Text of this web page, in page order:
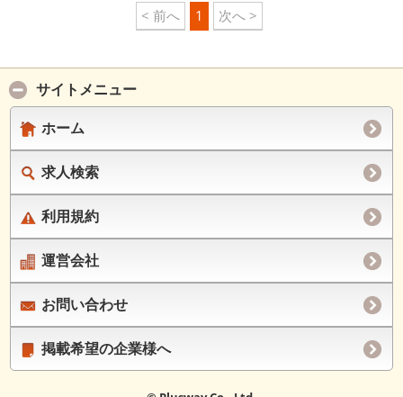
< 前へ 1 次へ >
サイトメニュー
ホーム
求人検索
利用規約
運営会社
お問い合わせ
掲載希望の企業様へ